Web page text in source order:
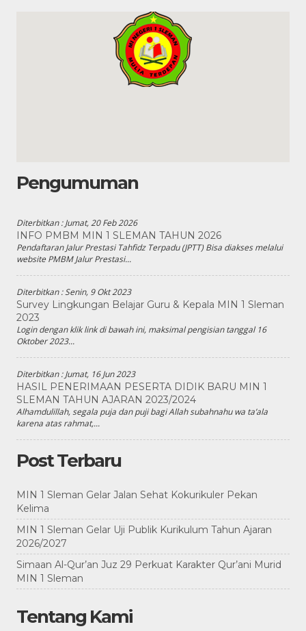
Pengumuman
Diterbitkan :Jumat, 20 Feb 2026
INFO PMBM MIN 1 SLEMAN TAHUN 2026
Pendaftaran Jalur Prestasi Tahfidz Terpadu (JPTT) Bisa diakses melalui
website PMBM Jalur Prestasi...
Diterbitkan :Senin, 9 Okt 2023
Survey Lingkungan Belajar Guru & Kepala MIN 1 Sleman
2023
Login dengan klik link di bawah ini, maksimal pengisian tanggal 16
Oktober 2023...
Diterbitkan :Jumat, 16 Jun 2023
HASIL PENERIMAAN PESERTA DIDIK BARU MIN 1
SLEMAN TAHUN AJARAN 2023/2024
Alhamdulillah, segala puja dan puji bagi Allah subahnahu wa ta’ala
karena atas rahmat,...
Post Terbaru
MIN 1 Sleman Gelar Jalan Sehat Kokurikuler Pekan
Kelima
MIN 1 Sleman Gelar Uji Publik Kurikulum Tahun Ajaran
2026/2027
Simaan Al-Qur’an Juz 29 Perkuat Karakter Qur’ani Murid
MIN 1 Sleman
Tentang Kami